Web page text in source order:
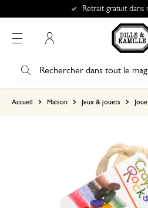
Retrait gratuit dans
Accueil Maison Jeux & jouets